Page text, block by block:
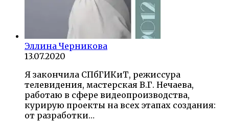
Эллина Черникова
13.07.2020
Я закончила СПбГИКиТ, режиссура
телевидения, мастерская В.Г. Нечаева,
работаю в сфере видеопроизводства,
курирую проекты на всех этапах создания:
от разработки…